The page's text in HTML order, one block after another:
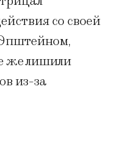
со своей
же лишили
из-за